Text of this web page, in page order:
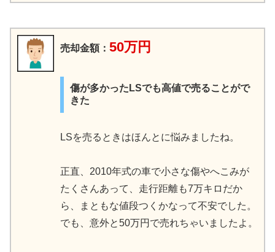
売却金額： 50万円
傷が多かったLSでも高値で売ることがで
きた
LSを売るときはほんとに悩みましたね。
正直、2010年式の車で小さな傷やへこみが
たくさんあって、走行距離も7万キロだか
ら、まともな値段つくかなって不安でした。
でも、意外と50万円で売れちゃいましたよ。